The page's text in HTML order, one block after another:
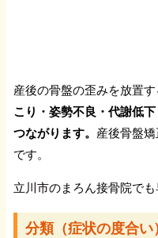
産後の骨盤の歪みを放置す
こり・姿勢不良・代謝低
つながります。 産後骨盤
です。
立川市のまろん接骨院で
分類（症状の度合い